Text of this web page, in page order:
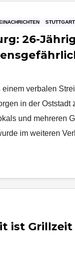
STUTTGART
26-
einem verbalen
in der Oststadt
und mehreren
im weiteren
ist Grillzeit